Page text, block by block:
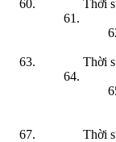
Thời
Thời
Thời